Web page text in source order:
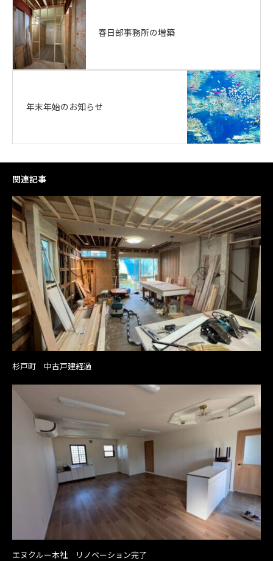
春日部事務所の増築
年末年始のお知らせ
関連記事
杉戸町 中古戸建経過
エヌクルー本社 リノベーション完了